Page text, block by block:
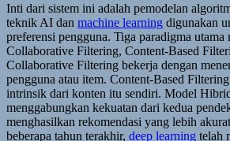
Inti dari sistem ini adalah pemodelan
teknik AI dan machine learning digunakan
preferensi pengguna. Tiga paradigma
Collaborative Filtering, Content-Based
Collaborative Filtering bekerja dengan
pengguna atau item. Content-Based
intrinsik dari konten itu sendiri. Model
menggabungkan kekuatan dari kedua
menghasilkan rekomendasi yang lebih
beberapa tahun terakhir, deep learning telah